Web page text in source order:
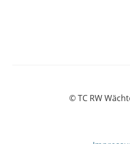
© TC RW